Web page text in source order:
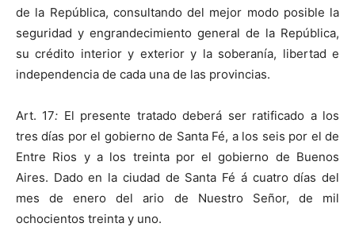
de la República, consultando del mejor modo posible la
seguridad y engrandecimiento general de la República,
su crédito interior y exterior y la soberanía, libertad e
independencia de cada una de las provincias.
Art. 17: El presente tratado deberá ser ratificado a los
tres días por el gobierno de Santa Fé, a los seis por el de
Entre Rios y a los treinta por el gobierno de Buenos
Aires. Dado en la ciudad de Santa Fé á cuatro días del
mes de enero del ario de Nuestro Señor, de mil
ochocientos treinta y uno.